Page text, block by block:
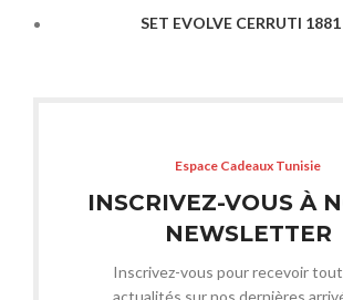
SET EVOLVE CERRUTI 1881
Espace Cadeaux Tunisie
INSCRIVEZ-VOUS À
NEWSLETTER
Inscrivez-vous pour recevoir
actualités sur nos dernières